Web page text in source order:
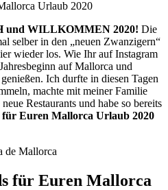
und WILLKOMMEN 2020! Die
selber in den „neuen Zwanzigern“
wieder los. Wie Ihr auf Instagram
auf Mallorca und
Ich durfte in diesen Tagen
machte mit meiner Familie
Restaurants und habe so bereits
für Euren Mallorca Urlaub 2020
für Euren Mallorca